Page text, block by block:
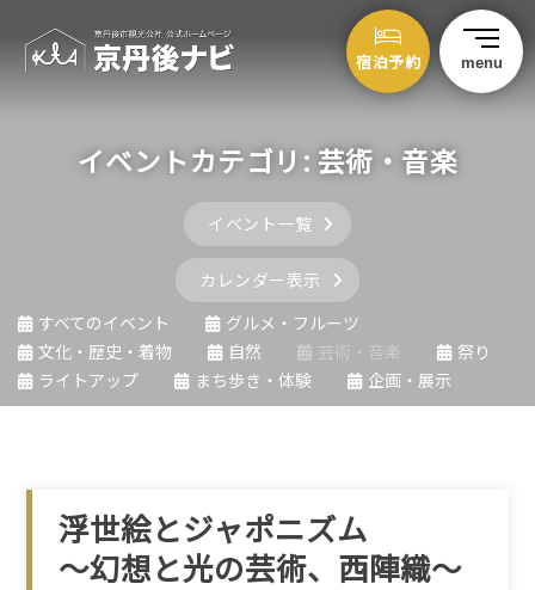
宿泊予約 menu
イベントカテゴリ: 芸術・音楽
イベント一覧
カレンダー表示
すべてのイベント
グルメ・フルーツ
文化・歴史・着物
自然 芸術・音楽
祭り
ライトアップ
まち歩き・体験 企画・展示
浮世絵とジャポニズム
～幻想と光の芸術、西陣織～